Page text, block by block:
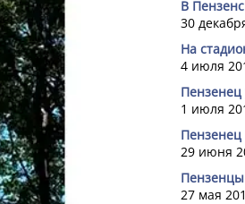
В
30
На
4 июля
Пензенец
1 июля
Пензенец
29 июня
27 мая